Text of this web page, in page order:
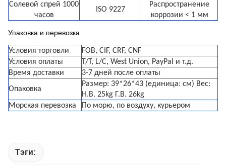
Солевой спрей 1000
часов
ISO 9227
Распространение
коррозии < 1 мм
Упаковка и перевозка
Условия торговли
FOB, CIF, CRF, CNF
Условия оплаты
T/T, L/C, West Union, PayPal и т.д.
Время доставки
3-7 дней после оплаты
Опаковка
Размер: 39*26*43 (единица: см) Вес:
Н.В. 25kg Г.В. 26kg
Морская перевозка
По морю, по воздуху, курьером
Тэги: